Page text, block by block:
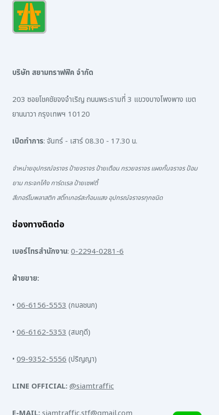
บริษัท สยามทราฟฟิค จำกัด
203 ซอยโชคชัยจงจำเริญ ถนนพระรามที่ 3 แขวงบางโพงพาง เขต
ยานนาวา กรุงเทพฯ 10120
เปิดทำการ: จันทร์ - เสาร์ 08.30 - 17.30 น.
จำหน่ายอุปกรณ์จราจร ป้ายจราจร ป้ายเตือน กรวยจราจร แผงกั้นจราจร ป้อม
ยาม กระจกโค้ง การ์ดเรล ป้ายเซฟตี้
สีเทอร์โมพลาสติก สติ๊กเกอร์สะท้อนแสง อุปกรณ์จราจรทุกชนิด
ช่องทางติดต่อ
เบอร์โทรสำนักงาน: 0-2294-0281-6
ฝ่ายขาย:
• 06-6156-5553(กมลชนก)
• 06-6162-5353(สมฤดี)
• 09-9352-5556(ปริญญา)
LINE OFFICIAL: @siamtraffic